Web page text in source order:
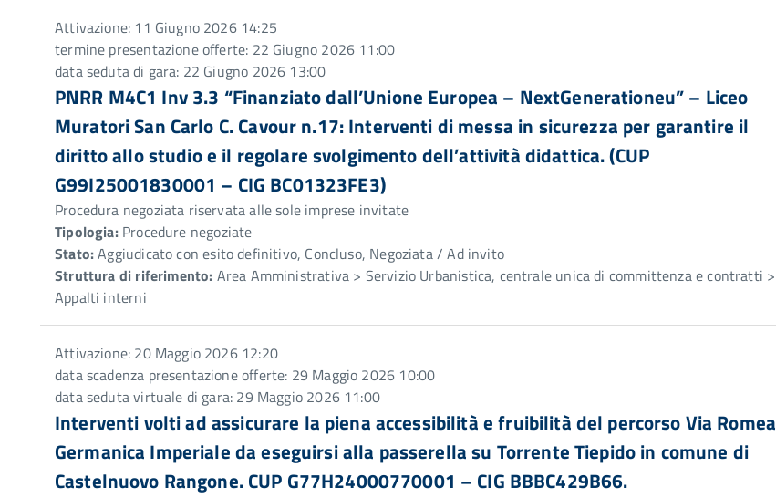
Attivazione: 11 Giugno 2026 14:25
termine presentazione offerte: 22 Giugno 2026 11:00
data seduta di gara: 22 Giugno 2026 13:00
PNRR M4C1 Inv 3.3 “Finanziato dall’Unione Europea – NextGenerationeu” – Liceo
Muratori San Carlo C. Cavour n.17: Interventi di messa in sicurezza per garantire il
diritto allo studio e il regolare svolgimento dell’attività didattica. (CUP
G99I25001830001 – CIG BC01323FE3)
Procedura negoziata riservata alle sole imprese invitate
Tipologia:Procedure negoziate
Stato:Aggiudicato con esito definitivo, Concluso, Negoziata / Ad invito
Struttura di riferimento: Area Amministrativa > Servizio Urbanistica, centrale unica di committenza e contratti >
Appalti interni
Attivazione: 20 Maggio 2026 12:20
data scadenza presentazione offerte: 29 Maggio 2026 10:00
data seduta virtuale di gara: 29 Maggio 2026 11:00
Interventi volti ad assicurare la piena accessibilità e fruibilità del percorso Via Romea
Germanica Imperiale da eseguirsi alla passerella su Torrente Tiepido in comune di
Castelnuovo Rangone. CUP G77H24000770001 – CIG BBBC429B66.